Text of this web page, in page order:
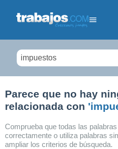
Parece que no hay
relacionada con
Comprueba que todas las
correctamente o utiliza palabras
ampliar los criterios de búsqueda.